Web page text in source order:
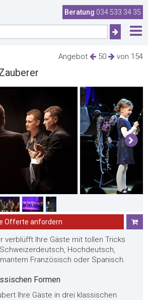
Beratung 034 533 34 35
Angebot 50 von 154
Offerte anfordern
verblüfft Ihre Gäste mit tollen Tricks
Hochdeutsch,
Französisch oder Spanisch.
Formen
Ihre Gäste in drei klassischen